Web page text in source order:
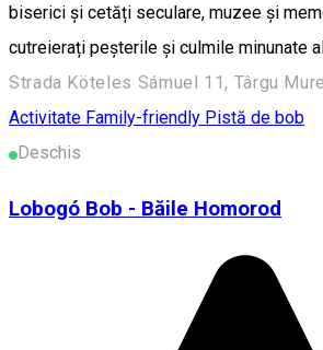
biserici și cetăți seculare, muzee și
cutreierați peșterile și culmile minunate
Activitate Family-friendly Pistă de bob
Deschis
Lobogó Bob - Băile Homorod